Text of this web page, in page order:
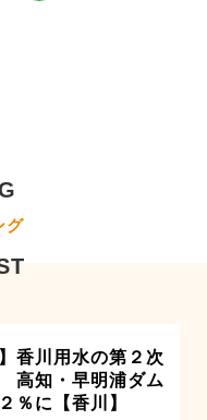
グ
香川用水の第２次
高知・早明浦ダム
％に【香川】